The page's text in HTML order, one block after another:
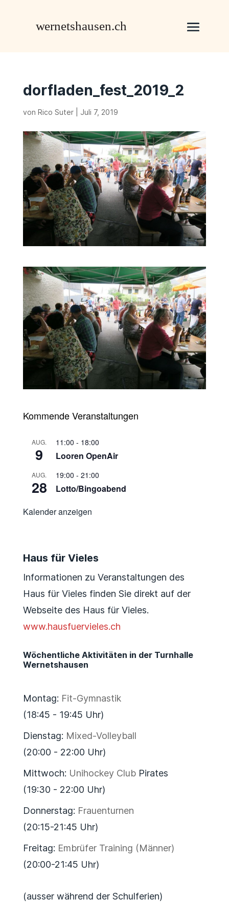
dorfladen_fest_2019_2
von Rico Suter| Juli 7, 2019
Kommende Veranstaltungen
AUG.
9
11:00 - 18:00
Looren OpenAir
AUG.
28
19:00 - 21:00
Lotto/Bingoabend
Kalender anzeigen
Haus für Vieles
Informationen zu Veranstaltungen des
Haus für Vieles finden Sie direkt auf der
Webseite des Haus für Vieles.
www.hausfuervieles.ch
Wöchentliche Aktivitäten in der Turnhalle
Wernetshausen
Montag: Fit-Gymnastik
(18:45 - 19:45 Uhr)
Dienstag: Mixed-Volleyball
(20:00 - 22:00 Uhr)
Mittwoch: Unihockey ClubPirates
(19:30 - 22:00 Uhr)
Donnerstag: Frauenturnen
(20:15-21:45 Uhr)
Freitag: Embrüfer Training (Männer)
(20:00-21:45 Uhr)
(ausser während der Schulferien)